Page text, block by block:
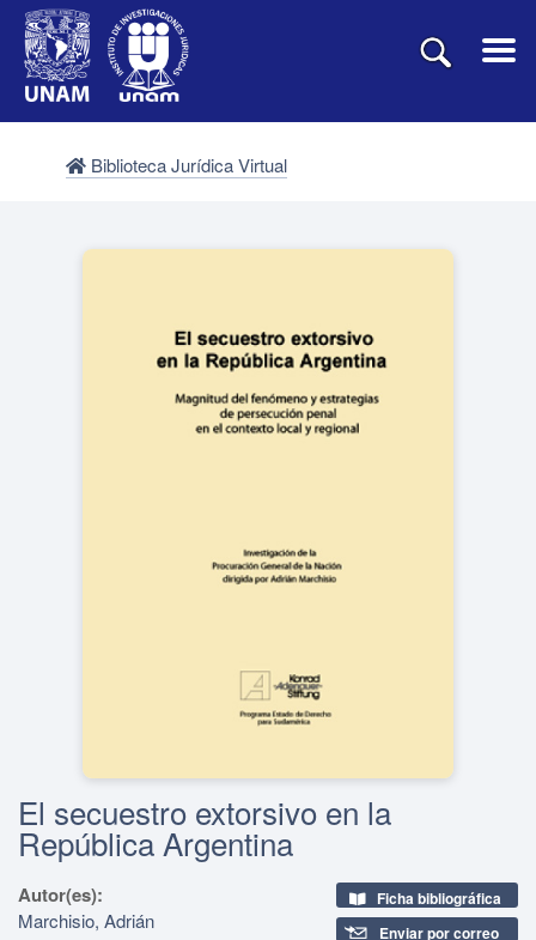
Biblioteca Jurídica Virtual
El secuestro extorsivo en la
República Argentina
Autor(es):
Marchisio, Adrián
Ficha bibliográfica
Enviar por correo